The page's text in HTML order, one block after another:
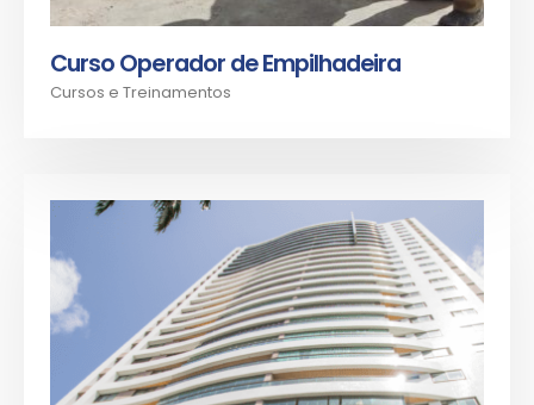
Curso Operador de Empilhadeira
Cursos e Treinamentos